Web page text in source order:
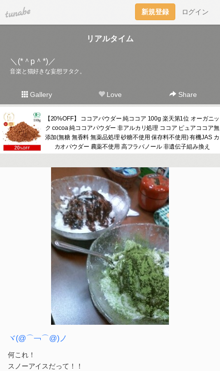
tuna.be 新規登録 ログイン
リアルタイム
＼(*＾p＾*)／
音楽と猫好きな妄想ヲタク。
Gallery Love Share
【20%OFF】 ココアパウダー 純ココア 100g 楽天第1位 オーガニッ
ク cocoa 純ココアパウダー 非アルカリ処理 ココア ピュアココア無
添加(無糖 無香料 無薬品処理 砂糖不使用 保存料不使用) 有機JAS カ
カオパウダー 農薬不使用 高フラバノール 非遺伝子組み換え
ヾ(@⌒￢⌒@)ノ
何これ！
スノーアイスだって！！